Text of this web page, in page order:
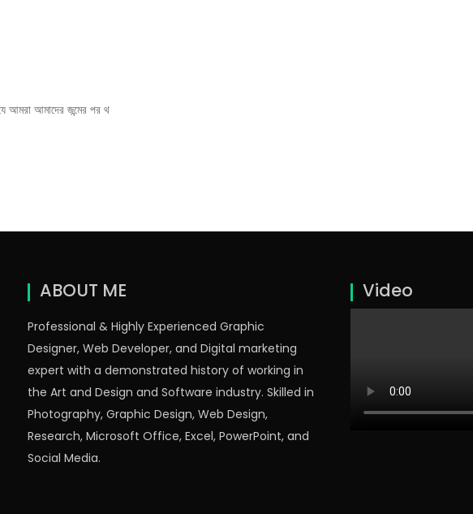
আমরা আমাদের জন্মের পর থ
ABOUT ME
Professional & Highly Experienced Graphic
Designer, Web Developer, and Digital marketing
expert with a demonstrated history of working in
the Art and Design and Software industry. Skilled in
Photography, Graphic Design, Web Design,
Research, Microsoft Office, Excel, PowerPoint, and
Social Media.
Video